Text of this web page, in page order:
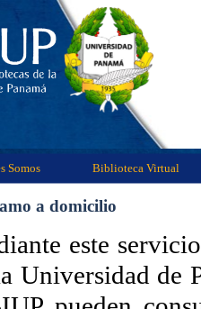
Somos Biblioteca Virtual
a domicilio
este
Universidad de